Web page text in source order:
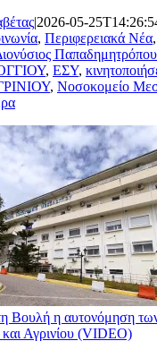
|2026-05-
, Περιφερειακά Νέα,
, ΕΣΥ,
, Νοσοκομείο
Βουλή η αυτονόμηση
Αγρινίου (VIDEO)